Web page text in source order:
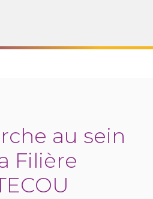
au sein
Filière